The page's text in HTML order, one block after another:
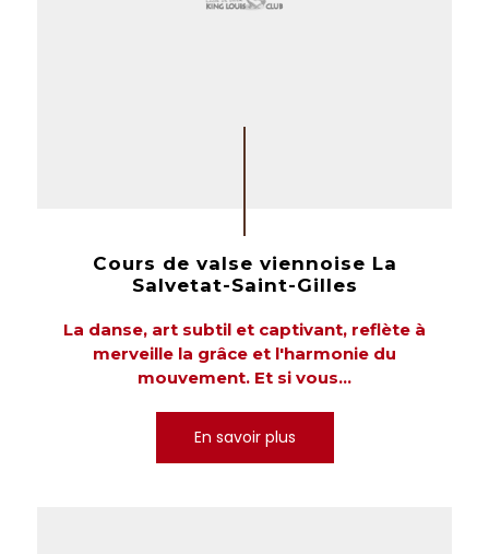
Cours de valse viennoise La
Salvetat-Saint-Gilles
La danse, art subtil et captivant, reflète à
merveille la grâce et l'harmonie du
mouvement. Et si vous...
En savoir plus